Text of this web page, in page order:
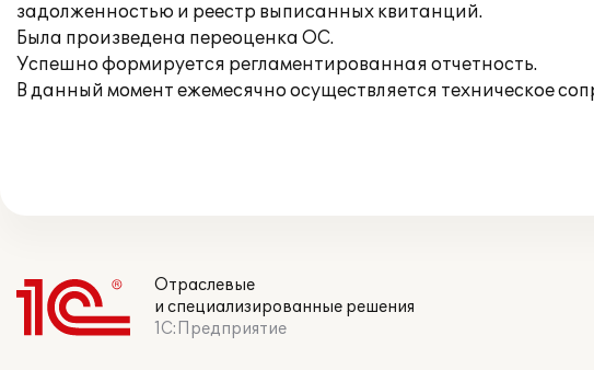
задолженностью и реестр выписанных квитанций.
Была произведена переоценка ОС.
Успешно формируется регламентированная отчетность.
В данный момент ежемесячно осуществляется техническое
Отраслевые
и специализированные решения
1С:Предприятие